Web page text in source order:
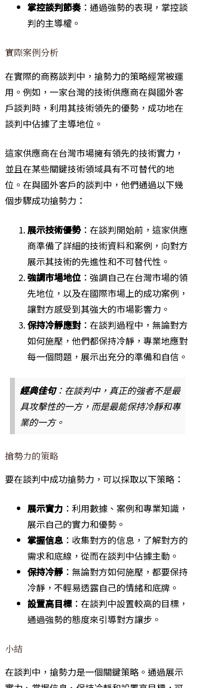
掌控談判節奏：通過強勢的表現，掌控談
判的主導權。
實際案例分析
在實際的商務談判中，搶勢力的策略經常被運
用。例如，一家台灣的技術供應商在與國外客
戶談判時，利用其技術領先的優勢，成功地在
談判中佔據了主導地位。
這家供應商在台灣市場擁有領先的技術實力，
並且在某些關鍵技術領域具有不可替代的地
位。在與國外客戶的談判中，他們通過以下幾
個步驟成功搶勢力：
展示技術優勢：在談判開始前，這家供應
商準備了詳細的技術資料和案例，向對方
展示其技術的先進性和不可替代性。
強調市場地位 ：強調自己在台灣市場的領
先地位，以及在國際市場上的成功案例，
讓對方感受到其強大的市場影響力。
保持冷靜應對：在談判過程中，無論對方
如何施壓，他們都保持冷靜，專業地應對
每一個問題，展示出充分的準備和自信。
經典佳句：在談判中，真正的強者不是最
具攻擊性的一方，而是最能保持冷靜和專
業的一方。
搶勢力的策略
要在談判中成功搶勢力，可以採取以下策略：
展示實力 ：利用數據、案例和專業知識，
展示自己的實力和優勢。
掌握信息 ：收集對方的信息，了解對方的
需求和底線，從而在談判中佔據主動。
保持冷靜 ：無論對方如何施壓，都要保持
冷靜，不輕易透露自己的情緒和底牌。
設置高目標 ：在談判中設置較高的目標，
通過強勢的態度來引導對方讓步。
小結
在談判中，搶勢力是一個關鍵策略。通過展示